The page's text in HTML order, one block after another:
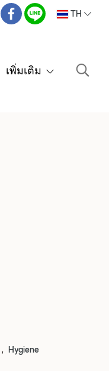
TH
เพิ่มเติม
,
Hygiene